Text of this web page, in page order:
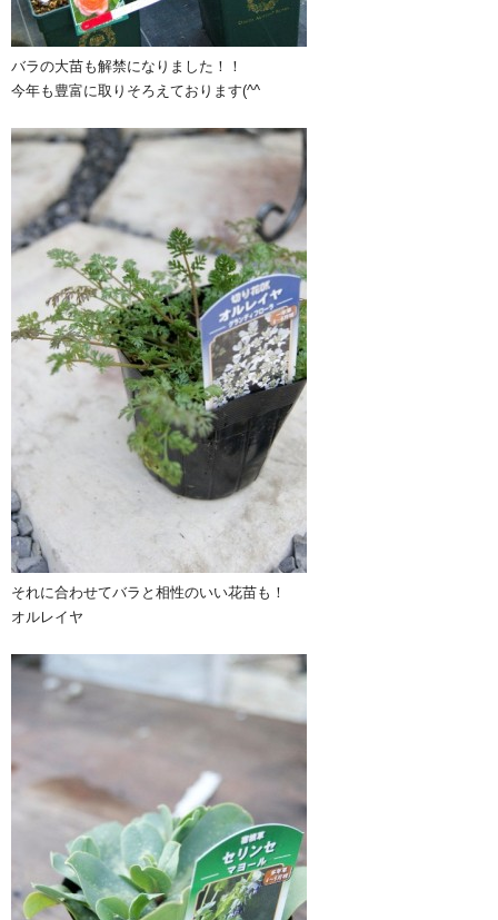
バラの大苗も解禁になりました！！
今年も豊富に取りそろえております(^^ゞ
それに合わせてバラと相性のいい花苗も！
オルレイヤ